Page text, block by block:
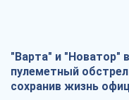
"Варта" и "Новатор"
пулеметный
сохранив жизнь